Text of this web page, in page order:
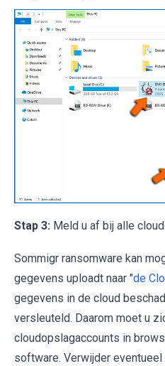
Stap 3: Meld u af bij alle
Sommigr ransomware kan
gegevens uploadt naar "de
gegevens in de cloud
versleuteld. Daarom moet u
cloudopslagaccounts in
software. Verwijder